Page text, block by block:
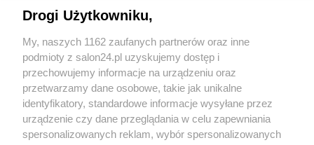
Sport
Społeczeństwo
Kultura
Drogi Użytkowniku,
My, naszych 1162 zaufanych partnerów oraz inne
podmioty z salon24.pl uzyskujemy dostęp i
przechowujemy informacje na urządzeniu oraz
przetwarzamy dane osobowe, takie jak unikalne
identyfikatory, standardowe informacje wysyłane przez
urządzenie czy dane przeglądania w celu zapewniania
spersonalizowanych reklam, wybór spersonalizowanych